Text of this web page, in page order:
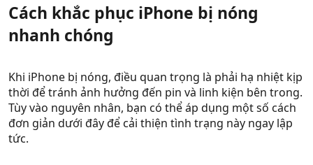
Cách khắc phục iPhone bị nóng
nhanh chóng​
Khi iPhone bị nóng, điều quan trọng là phải hạ nhiệt kịp
thời để tránh ảnh hưởng đến pin và linh kiện bên trong.
Tùy vào nguyên nhân, bạn có thể áp dụng một số cách
đơn giản dưới đây để cải thiện tình trạng này ngay lập
tức.